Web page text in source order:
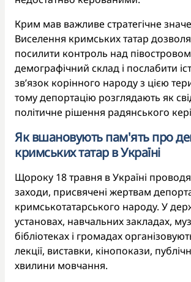
Крим мав важливе стратегічне
Виселення кримських татар
посилити контроль над
демографічний склад і послабити
зв’язок корінного народу з цією
тому депортацію розглядають як
політичне рішення радянського
Як вшановують пам'ять про
кримських татар в Україні
Щороку 18 травня в Україні
заходи, присвячені жертвам
кримськотатарського народу. У
установах, навчальних закладах,
бібліотеках і громадах
лекції, виставки, кінопокази,
хвилини мовчання.